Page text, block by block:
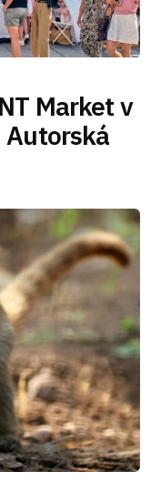
Market v
Autorská